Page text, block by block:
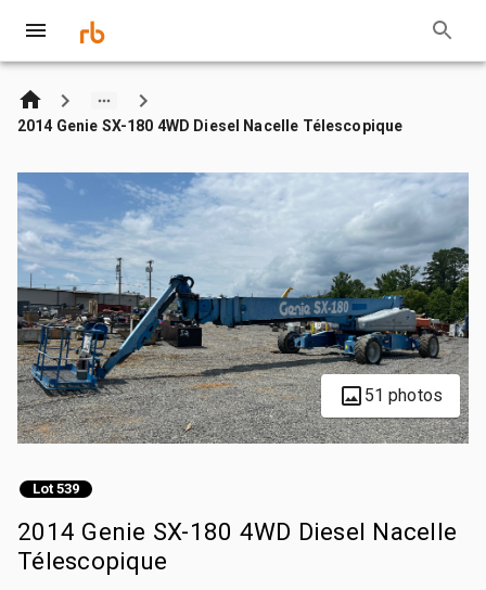
2014 Genie SX-180 4WD Diesel Nacelle Télescopique
51 photos
Lot 539
2014 Genie SX-180 4WD Diesel Nacelle
Télescopique